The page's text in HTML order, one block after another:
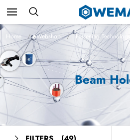
Home Webshop Fastening Technology
Beam